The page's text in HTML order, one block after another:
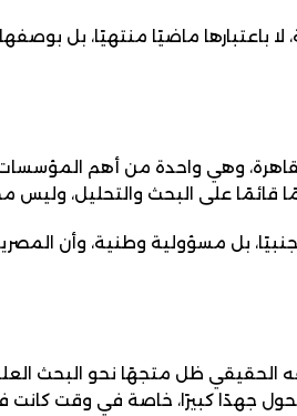
باعتبارها ماضيًا منتهيًا، بل
وهي واحدة من أهم
قائمًا على البحث والتحليل،
بل مسؤولية وطنية، وأن
ظل متجهًا نحو البحث
جهدًا كبيرًا، خاصة في وقت كانت